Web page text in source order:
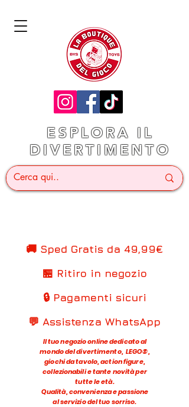
ESPLORA IL
DIVERTIMENTO
🚚 Sped Gratis da 49,99€
🏪 Ritiro in negozio
🔒 Pagamenti sicuri
💬 Assistenza WhatsApp
Il tuo negozio online dedicato al
mondo del divertimento, LEGO®,
giochi da tavolo, action figure,
collezionabili e tante novità per
tutte le età.
Qualità, convenienza e passione
al servizio del tuo sorriso.